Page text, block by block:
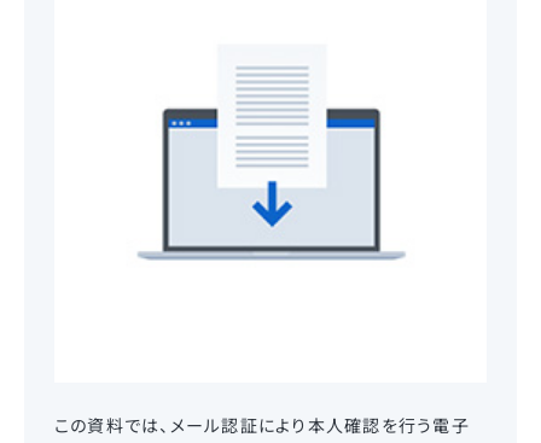
この資料では、メール認証により本人確認を行う電子